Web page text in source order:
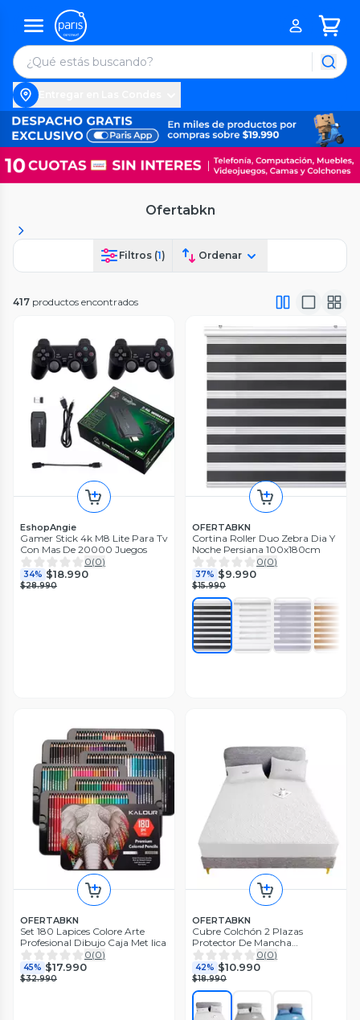
Ofertabkn
Filtros (1) Ordenar
417 productos encontrados
EshopAngie
Gamer Stick 4k M8 Lite Para Tv
Con Mas De 20000 Juegos
0(0)
34% $18.990
$28.990
OFERTABKN
Cortina Roller Duo Zebra Dia Y
Noche Persiana 100x180cm
0(0)
37% $9.990
$15.990
OFERTABKN
Set 180 Lapices Colore Arte
Profesional Dibujo Caja Met lica
0(0)
45% $17.990
$32.990
OFERTABKN
Cubre Colchón 2 Plazas
Protector De Mancha
Impermeable 0(0)
42% $10.990
$18.990